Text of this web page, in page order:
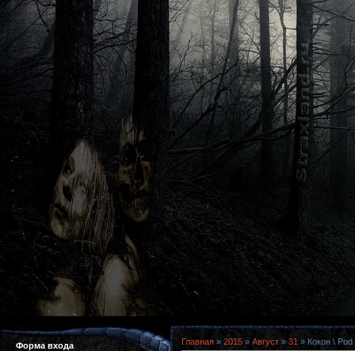
Форма входа Главная » 2015 » Август » 31 » Кокон \